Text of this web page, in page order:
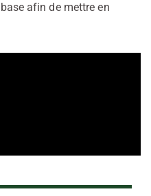
afin de mettre en